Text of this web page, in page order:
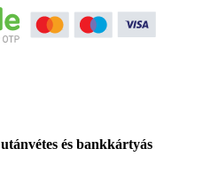
utánvétes és bankkártyás